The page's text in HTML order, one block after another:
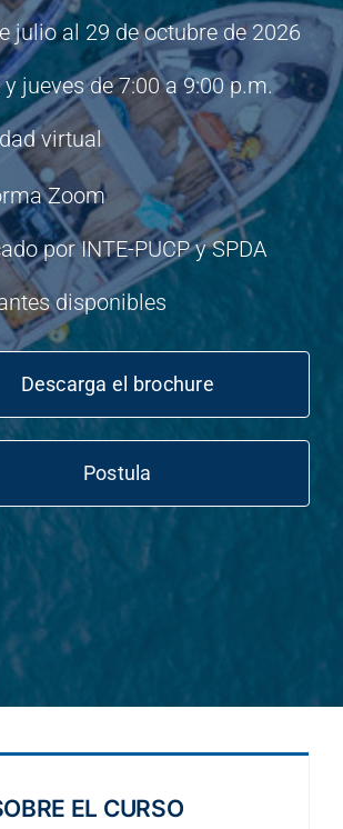
julio al 29 de octubre de 2026
jueves de 7:00 a 9:00 p.m.
virtual
Zoom
por INTE-PUCP y SPDA
disponibles
Descarga el brochure
Postula
EL CURSO